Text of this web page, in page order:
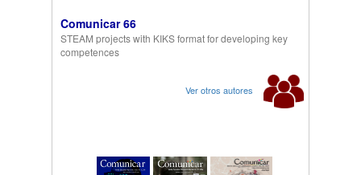
Comunicar 66
STEAM projects with KIKS format for developing key
competences
Ver otros autores